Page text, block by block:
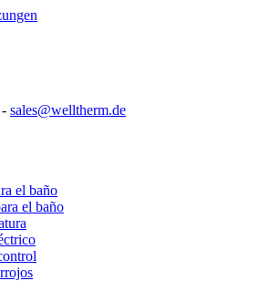
sales@welltherm.de
el baño
el baño